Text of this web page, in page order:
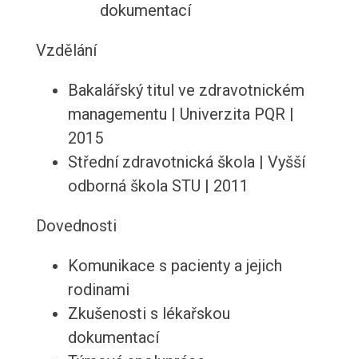
dokumentací
Vzdělání
Bakalářský titul ve zdravotnickém
managementu | Univerzita PQR |
2015
Střední zdravotnická škola | Vyšší
odborná škola STU | 2011
Dovednosti
Komunikace s pacienty a jejich
rodinami
Zkušenosti s lékařskou
dokumentací